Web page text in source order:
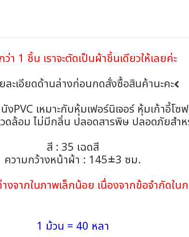
า 1 ชิ้น เราจะตัดเป็นผ้าชิ้นเดียวให้เลยค่ะ
ละเอียดด้านล่างก่อนกดสั่งซื้อสินค้านะคะ
PVC เหมาะกับหุ้มเฟอร์นิเจอร์ หุ้มเก้าอี้โซ
ดล้อม ไม่มีกลิ่น ปลอดสารพิษ ปลอดภัยสำห
สี : 35 เฉดสี
ความกว้างหน้าผ้า : 145±3 ซม.
จากในภาพเล็กน้อย เนื่องจากข้อจำกัดใน
1 ม้วน = 40 หลา